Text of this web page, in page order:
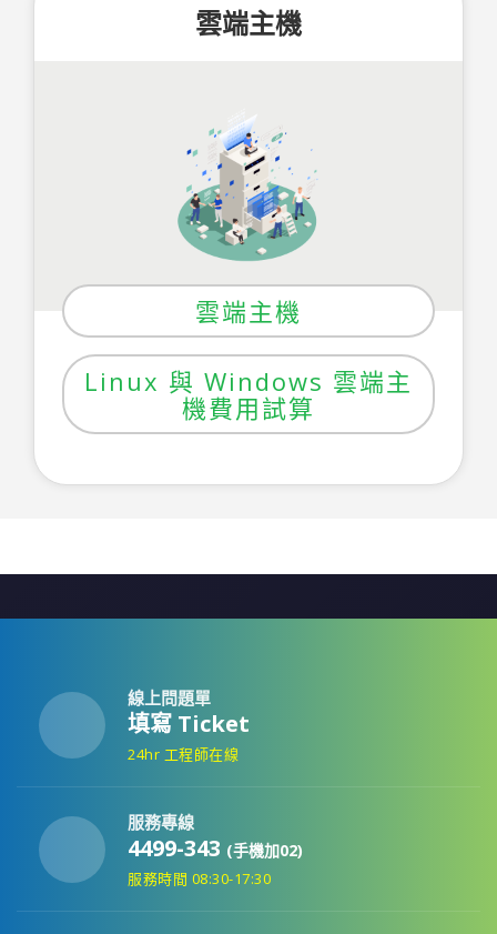
雲端主機
雲端主機
Linux 與 Windows 雲端主
機費用試算
線上問題單
填寫 Ticket
24hr 工程師在線
服務專線
4499-343 (手機加02)
服務時間 08:30-17:30